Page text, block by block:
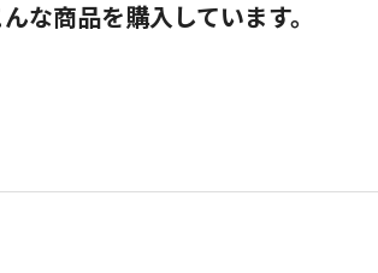
な商品を購入しています。